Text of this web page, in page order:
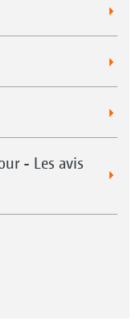
- Les avis